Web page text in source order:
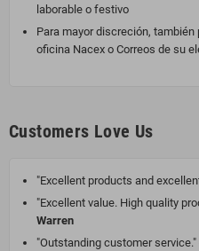
laborable o festivo
Para mayor discreción,
oficina Nacex o Correos de su
Customers Love Us
"Excellent products and
"Excellent value. High quality
Warren
"Outstanding customer service."